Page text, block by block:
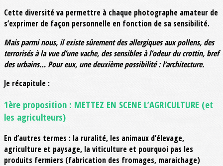
Cette diversité va permettre à chaque photographe amateur de
s’exprimer de façon personnelle en fonction de sa sensibilité.
Mais parmi nous, il existe sûrement des allergiques aux pollens, des
terrorisés à la vue d’une vache, des sensibles à l’odeur du crottin, bref
des urbains… Pour eux, une deuxième possibilité : l’architecture.
Je récapitule :
1ère proposition : METTEZ EN SCENE L’AGRICULTURE (et
les agriculteurs)
En d’autres termes : la ruralité, les animaux d’élevage,
agriculture et paysage, la viticulture et pourquoi pas les
produits fermiers (fabrication des fromages, maraichage)